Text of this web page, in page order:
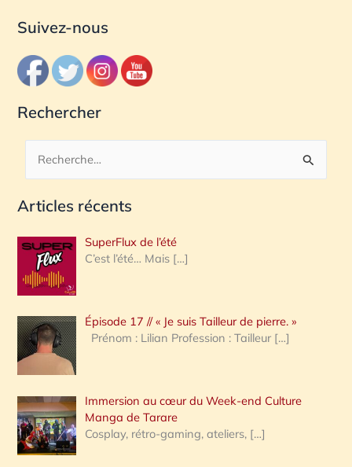
Suivez-nous
Rechercher
c
e
r
c
h
e
:
Articles récents
SuperFlux de l’été
C’est l’été… Mais […]
Épisode 17 // « Je suis Tailleur de pierre. »
Prénom : Lilian Profession : Tailleur […]
Immersion au cœur du Week-end Culture
Manga de Tarare
Cosplay, rétro-gaming, ateliers, […]